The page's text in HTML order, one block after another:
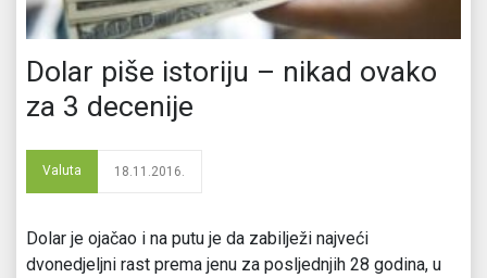
Dolar piše istoriju – nikad ovako
za 3 decenije
Valuta 18.11.2016.
Dolar je ojačao i na putu je da zabilježi najveći
dvonedjeljni rast prema jenu za posljednjih 28 godina, u